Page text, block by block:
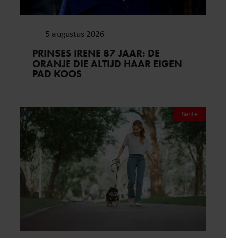
5 augustus 2026
PRINSES IRENE 87 JAAR: DE
ORANJE DIE ALTIJD HAAR EIGEN
PAD KOOS
Sante